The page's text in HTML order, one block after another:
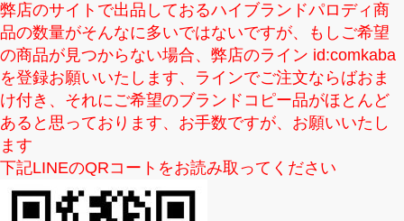
弊店のサイトで出品しておるハイブランドパロディ商
品の数量がそんなに多いではないですが、もしご希望
の商品が見つからない場合、弊店のライン id:comkaba
を登録お願いいたします、ラインでご注文ならばおま
け付き、それにご希望のブランドコピー品がほとんど
あると思っております、お手数ですが、お願いいたし
ます
下記LINEのQRコートをお読み取ってください